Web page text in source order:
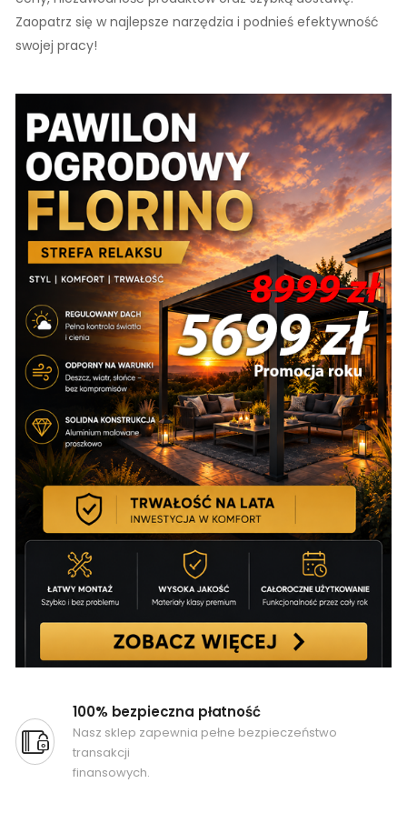
Zaopatrz się w najlepsze narzędzia i podnieś efektywność
swojej pracy!
100% bezpieczna płatność
Nasz sklep zapewnia pełne bezpieczeństwo
transakcji
finansowych.